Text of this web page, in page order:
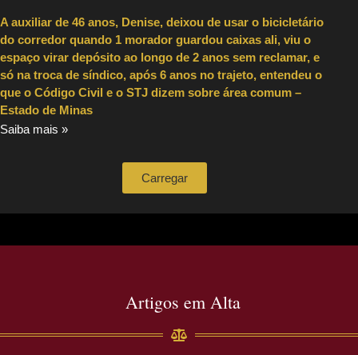
A auxiliar de 46 anos, Denise, deixou de usar o bicicletário
do corredor quando 1 morador guardou caixas ali, viu o
espaço virar depósito ao longo de 2 anos sem reclamar, e
só na troca de síndico, após 6 anos no trajeto, entendeu o
que o Código Civil e o STJ dizem sobre área comum –
Estado de Minas
Saiba mais »
Carregar
Artigos em Alta